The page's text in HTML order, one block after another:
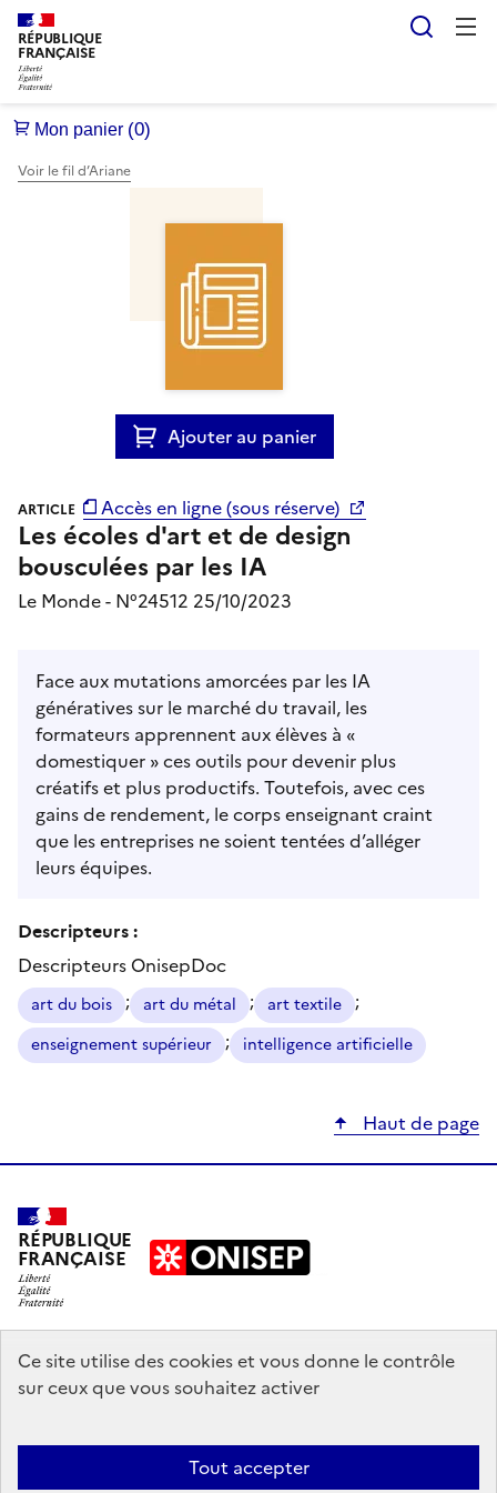
Ce site utilise des cookies et vous donne le contrôle
sur ceux que vous souhaitez activer
Tout accepter
RÉPUBLIQUE
FRANÇAISE
Voir le fil d’Ariane
Ajouter au panier
Accès en ligne (sous réserve)
ARTICLE
Les écoles d'art et de design
bousculées par les IA
Le Monde - N°24512 25/10/2023
Face aux mutations amorcées par les IA
génératives sur le marché du travail, les
formateurs apprennent aux élèves à «
domestiquer » ces outils pour devenir plus
créatifs et plus productifs. Toutefois, avec ces
gains de rendement, le corps enseignant craint
que les entreprises ne soient tentées d’alléger
leurs équipes.
Descripteurs :
Descripteurs OnisepDoc
art du bois ; art du métal ; art textile ;
enseignement supérieur ; intelligence artificielle
Haut de page
RÉPUBLIQUE
FRANÇAISE
education.gouv.fr
enseignementsup-recherche.gouv.fr